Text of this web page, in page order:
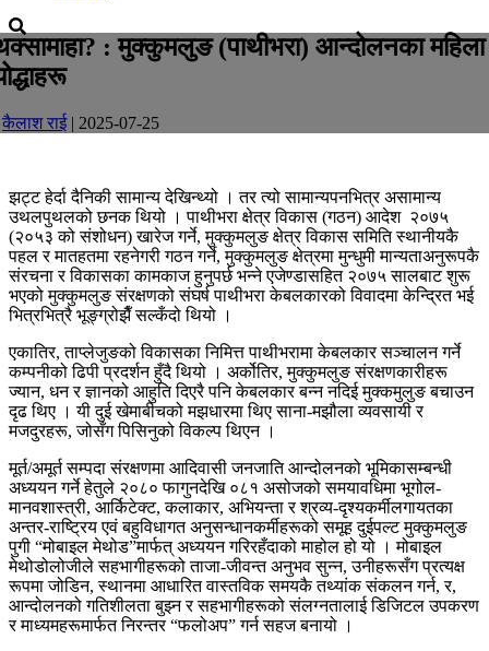
: मुक्कुमलुङ (पाथीभरा) आन्दोलनका महिला
कैलाश राई | 2025-07-25
झट्ट हेर्दा दैनिकी सामान्य देखिन्थ्यो । तर त्यो सामान्यपनभित्र असामान्य
उथलपुथलको छनक थियो । पाथीभरा क्षेत्र विकास (गठन) आदेश २०७५
(२०५३ को संशोधन) खारेज गर्ने, मुक्कुमलुङ क्षेत्र विकास समिति स्थानीयकै
पहल र मातहतमा रहनेगरी गठन गर्ने, मुक्कुमलुङ क्षेत्रमा मुन्धुमी मान्यताअनुरूपकै
संरचना र विकासका कामकाज हुनुपर्छ भन्ने एजेण्डासहित २०७५ सालबाट शुरू
भएको मुक्कुमलुङ संरक्षणको संघर्ष पाथीभरा केबलकारको विवादमा केन्द्रित भई
भित्रभित्रै भूङ्ग्रोझैँ सल्कँदो थियो ।
एकातिर, ताप्लेजुङको विकासका निमित्त पाथीभरामा केबलकार सञ्चालन गर्ने
कम्पनीको ढिपी प्रदर्शन हुँदै थियो । अर्कोतिर, मुक्कुमलुङ संरक्षणकारीहरू
ज्यान, धन र ज्ञानको आहुति दिएरै पनि केबलकार बन्न नदिई मुक्कमुलुङ बचाउन
दृढ थिए । यी दुई खेमाबीचको मझधारमा थिए साना-मझौला व्यवसायी र
मजदुरहरू, जोसँग पिसिनुको विकल्प थिएन ।
मूर्त/अमूर्त सम्पदा संरक्षणमा आदिवासी जनजाति आन्दोलनको भूमिकासम्बन्धी
अध्ययन गर्ने हेतुले २०८० फागुनदेखि ०८१ असोजको समयावधिमा भूगोल-
मानवशास्त्री, आर्किटेक्ट, कलाकार, अभियन्ता र श्रव्य-दृश्यकर्मीलगायतका
अन्तर-राष्ट्रिय एवं बहुविधागत अनुसन्धानकर्मीहरूको समूह दुईपल्ट मुक्कुमलुङ
पुगी “मोबाइल मेथोड”मार्फत् अध्ययन गरिरहँदाको माहोल हो यो । मोबाइल
मेथोडोलोजीले सहभागीहरूको ताजा-जीवन्त अनुभव सुन्न, उनीहरूसँग प्रत्यक्ष
रूपमा जोडिन, स्थानमा आधारित वास्तविक समयकै तथ्यांक संकलन गर्न, र,
आन्दोलनको गतिशीलता बुझ्न र सहभागीहरूको संलग्नतालाई डिजिटल उपकरण
र माध्यमहरूमार्फत निरन्तर “फलोअप” गर्न सहज बनायो ।